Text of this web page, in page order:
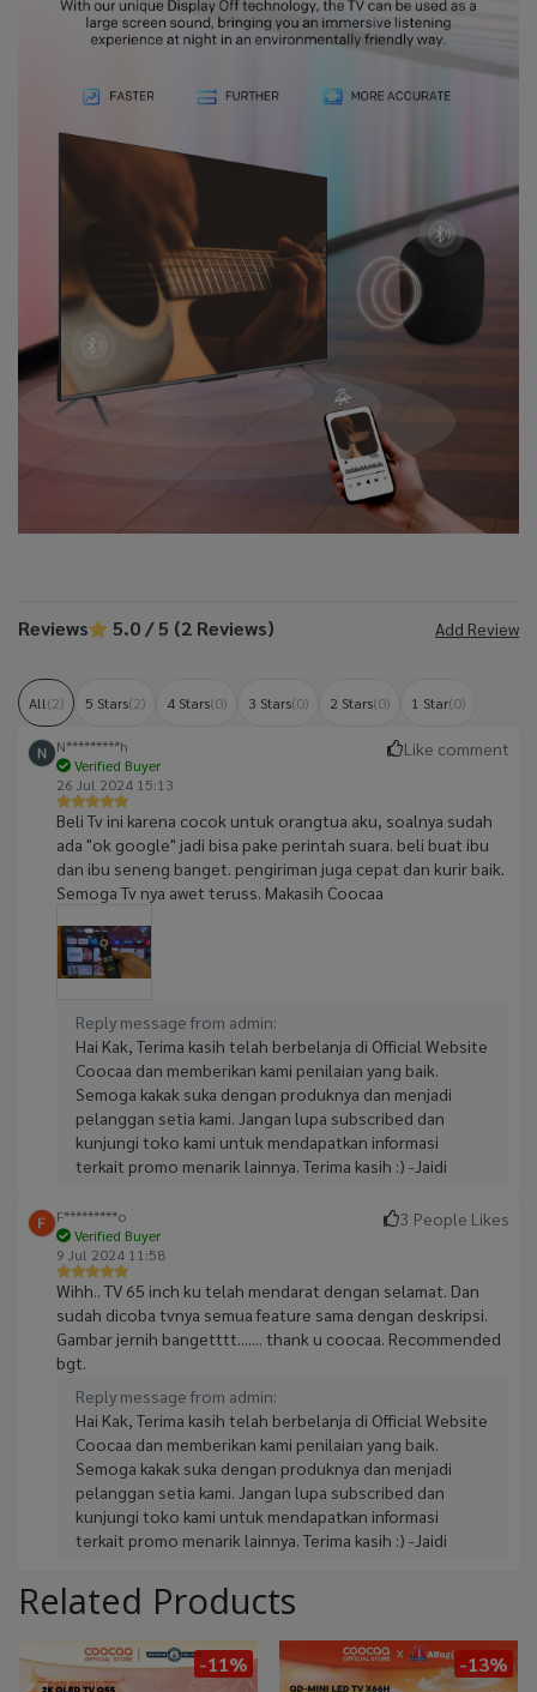
Reviews 5.0 / 5 (2 Reviews) Add Review
All(2) 5 Stars(2) 4 Stars(0) 3 Stars(0) 2 Stars(0) 1 Star(0)
N*********h
Verified Buyer
26 Jul 2024 15:13
Beli Tv ini karena cocok untuk orangtua aku, soalnya sudah
ada "ok google" jadi bisa pake perintah suara. beli buat ibu
dan ibu seneng banget. pengiriman juga cepat dan kurir baik.
Semoga Tv nya awet teruss. Makasih Coocaa
Reply message from admin:
Hai Kak, Terima kasih telah berbelanja di Official Website
Coocaa dan memberikan kami penilaian yang baik.
Semoga kakak suka dengan produknya dan menjadi
pelanggan setia kami. Jangan lupa subscribed dan
kunjungi toko kami untuk mendapatkan informasi
terkait promo menarik lainnya. Terima kasih :) -Jaidi
Like comment
F*********o
Verified Buyer
9 Jul 2024 11:58
Wihh.. TV 65 inch ku telah mendarat dengan selamat. Dan
sudah dicoba tvnya semua feature sama dengan deskripsi.
Gambar jernih bangetttt....... thank u coocaa. Recommended
bgt.
Reply message from admin:
Hai Kak, Terima kasih telah berbelanja di Official Website
Coocaa dan memberikan kami penilaian yang baik.
Semoga kakak suka dengan produknya dan menjadi
pelanggan setia kami. Jangan lupa subscribed dan
kunjungi toko kami untuk mendapatkan informasi
terkait promo menarik lainnya. Terima kasih :) -Jaidi
3 People Likes
Related Products
-11% -13%